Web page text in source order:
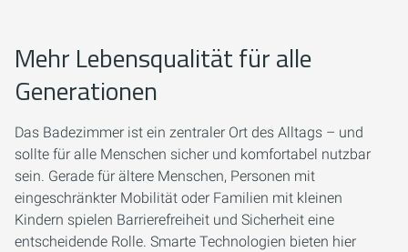
Mehr Lebensqualität für alle
Generationen
Das Badezimmer ist ein zentraler Ort des Alltags – und
sollte für alle Menschen sicher und komfortabel nutzbar
sein. Gerade für ältere Menschen, Personen mit
eingeschränkter Mobilität oder Familien mit kleinen
Kindern spielen Barrierefreiheit und Sicherheit eine
entscheidende Rolle. Smarte Technologien bieten hier